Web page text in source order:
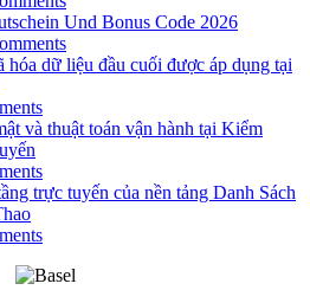
Und Bonus Code 2026
hóa dữ liệu đầu cuối được áp dụng tại
và thuật toán vận hành tại Kiểm
trực tuyến của nền tảng Danh Sách